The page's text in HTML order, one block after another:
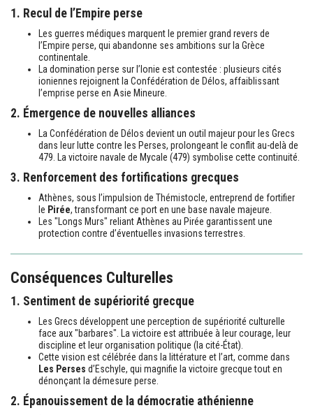
1. Recul de l’Empire perse
Les guerres médiques marquent le premier grand revers de
l’Empire perse, qui abandonne ses ambitions sur la Grèce
continentale.
La domination perse sur l’Ionie est contestée : plusieurs cités
ioniennes rejoignent la Confédération de Délos, affaiblissant
l’emprise perse en Asie Mineure.
2. Émergence de nouvelles alliances
La Confédération de Délos devient un outil majeur pour les Grecs
dans leur lutte contre les Perses, prolongeant le conflit au-delà de
479. La victoire navale de Mycale (479) symbolise cette continuité.
3. Renforcement des fortifications grecques
Athènes, sous l’impulsion de Thémistocle, entreprend de fortifier
le Pirée, transformant ce port en une base navale majeure.
Les "Longs Murs" reliant Athènes au Pirée garantissent une
protection contre d’éventuelles invasions terrestres.
Conséquences Culturelles
1. Sentiment de supériorité grecque
Les Grecs développent une perception de supériorité culturelle
face aux "barbares". La victoire est attribuée à leur courage, leur
discipline et leur organisation politique (la cité-État).
Cette vision est célébrée dans la littérature et l’art, comme dans
Les Perses d’Eschyle, qui magnifie la victoire grecque tout en
dénonçant la démesure perse.
2. Épanouissement de la démocratie athénienne